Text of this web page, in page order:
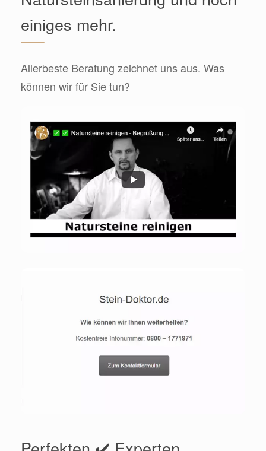
einiges mehr.
Allerbeste Beratung zeichnet uns aus. Was
können wir für Sie tun?